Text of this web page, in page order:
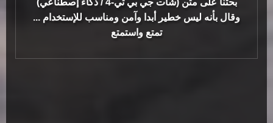
بحثنا على متن (شات جي بي تي-4 / ذكاء إصطناعي)
وقال بأنه ليس خطير أبدا وآمن ومناسب للإستخدام ...
تمتع واستمتع